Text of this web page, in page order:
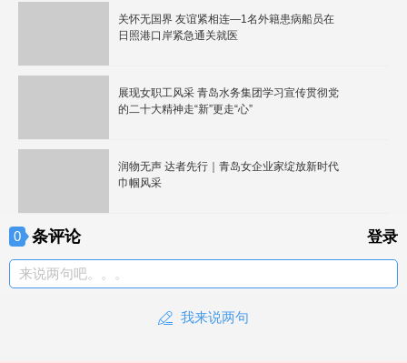
关怀无国界 友谊紧相连—1名外籍患病船员在
日照港口岸紧急通关就医
展现女职工风采 青岛水务集团学习宣传贯彻党
的二十大精神走“新”更走“心”
润物无声 达者先行｜青岛女企业家绽放新时代
巾帼风采
0 条评论 登录
来说两句吧。。。
我来说两句